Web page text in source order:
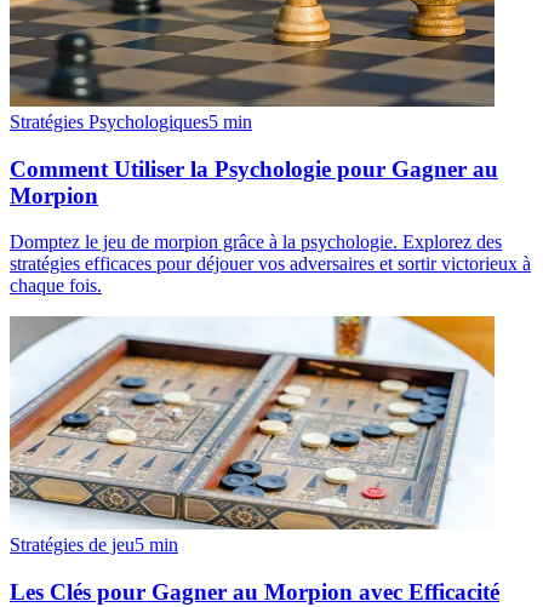
Stratégies Psychologiques5 min
Comment Utiliser la Psychologie pour Gagner au
Morpion
Domptez le jeu de morpion grâce à la psychologie. Explorez des
stratégies efficaces pour déjouer vos adversaires et sortir victorieux à
chaque fois.
Stratégies de jeu5 min
Les Clés pour Gagner au Morpion avec Efficacité